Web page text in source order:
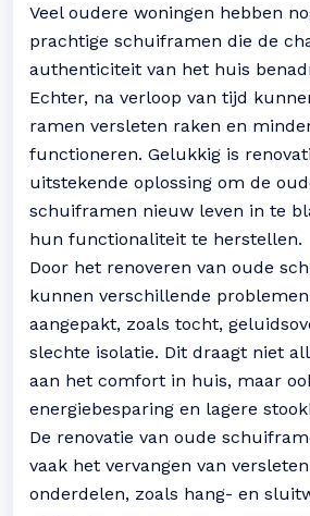
Veel oudere woningen hebben
prachtige schuiframen die de
authenticiteit van het huis
Echter, na verloop van tijd
ramen versleten raken en
functioneren. Gelukkig is
uitstekende oplossing om de
schuiframen nieuw leven in te
hun functionaliteit te herstellen.
Door het renoveren van oude
kunnen verschillende
aangepakt, zoals tocht,
slechte isolatie. Dit draagt niet
aan het comfort in huis, maar
energiebesparing en lagere
De renovatie van oude
vaak het vervangen van versleten
onderdelen, zoals hang- en